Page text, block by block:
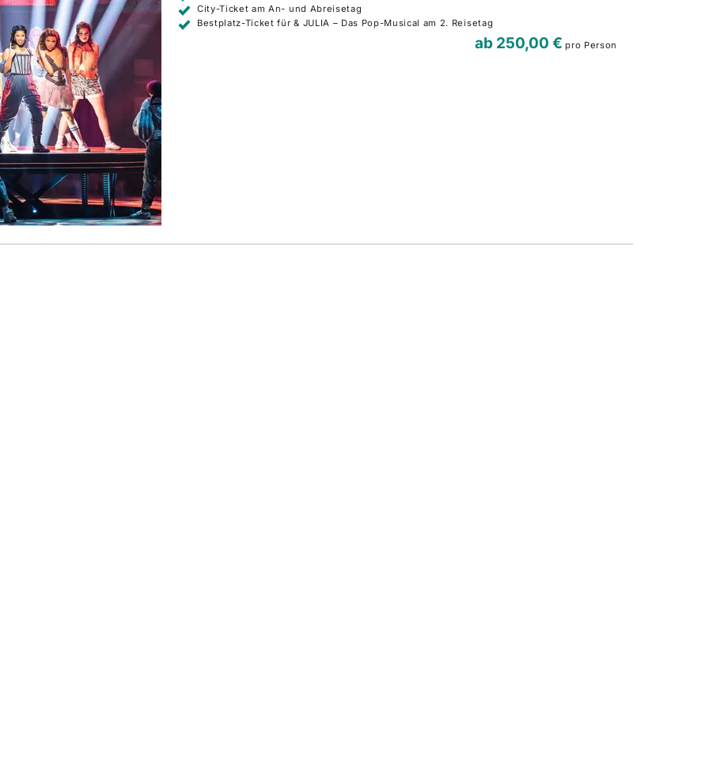
City-Ticket am An- und Abreisetag
Bestplatz-Ticket für & JULIA – Das Pop-Musical am 2. Reisetag
ab 250,00 € pro Person